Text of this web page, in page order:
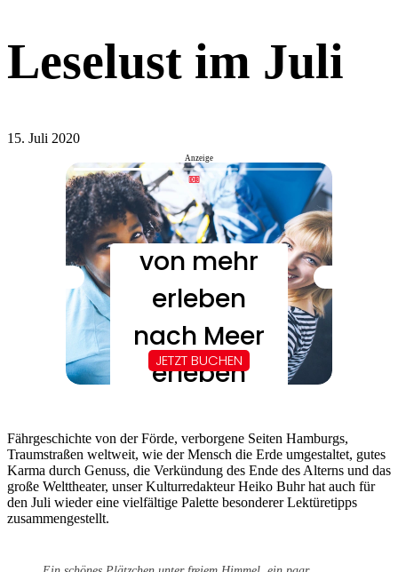
Leselust im Juli
15. Juli 2020
Anzeige
Fährgeschichte von der Förde, verborgene Seiten Hamburgs,
Traumstraßen weltweit, wie der Mensch die Erde umgestaltet, gutes
Karma durch Genuss, die Verkündung des Ende des Alterns und das
große Welttheater, unser Kulturredakteur Heiko Buhr hat auch für
den Juli wieder eine vielfältige Palette besonderer Lektüretipps
zusammengestellt.